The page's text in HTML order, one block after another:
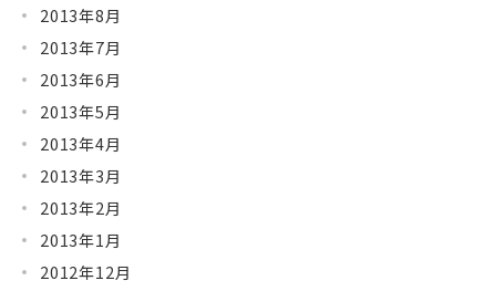
2013年8月
2013年7月
2013年6月
2013年5月
2013年4月
2013年3月
2013年2月
2013年1月
2012年12月